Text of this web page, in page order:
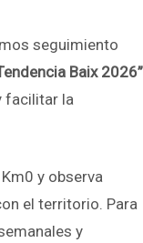
seguimiento
Baix 2026”
facilitar la
y observa
el territorio. Para
y